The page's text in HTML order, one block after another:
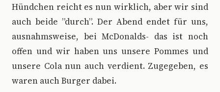
Hündchen reicht es nun wirklich, aber wir sind
auch beide ”durch”. Der Abend endet für uns,
ausnahmsweise, bei McDonalds- das ist noch
offen und wir haben uns unsere Pommes und
unsere Cola nun auch verdient. Zugegeben, es
waren auch Burger dabei.